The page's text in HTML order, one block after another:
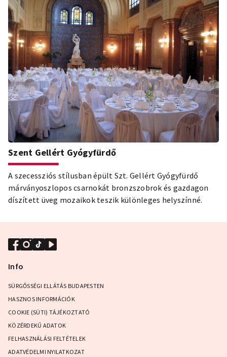
Szent Gellért Gyógyfürdő
A szecessziós stílusban épült Szt. Gellért Gyógyfürdő
márványoszlopos csarnokát bronzszobrok és gazdagon
díszített üveg mozaikok teszik különleges helyszínné.
Info
SÜRGŐSSÉGI ELLÁTÁS BUDAPESTEN
HASZNOS INFORMÁCIÓK
COOKIE (SÜTI) TÁJÉKOZTATÓ
KÖZÉRDEKŰ ADATOK
FELHASZNÁLÁSI FELTÉTELEK
ADATVÉDELMI NYILATKOZAT